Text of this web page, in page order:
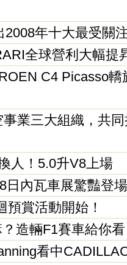
2008年十大最受關
全球營利大幅提
C4 Picasso
業三大組織，共
人！5.0升V8上場
日內瓦車展驚豔登場
預賞活動開始！
造輛F1賽車給你
看中